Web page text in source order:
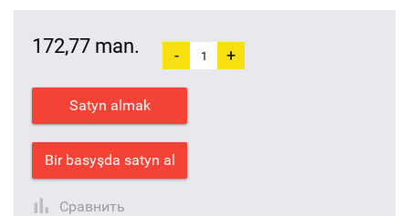
172,77 man. - +
Satyn almak
Bir basyşda satyn al
Сравнить